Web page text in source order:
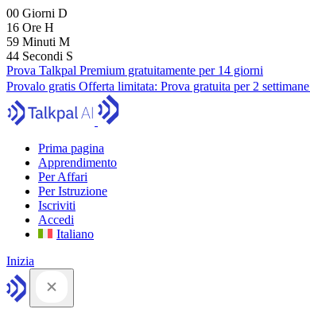
00 Giorni D
16 Ore H
59 Minuti M
43 Secondi S
Prova Talkpal Premium gratuitamente per 14 giorni
Provalo gratis Offerta limitata: Prova gratuita per 2 settimane
Prima pagina
Apprendimento
Per Affari
Per Istruzione
Iscriviti
Accedi
Italiano
Inizia